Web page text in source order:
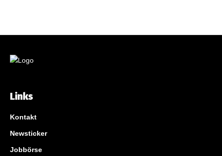
Links
Kontakt
Newsticker
Jobbörse